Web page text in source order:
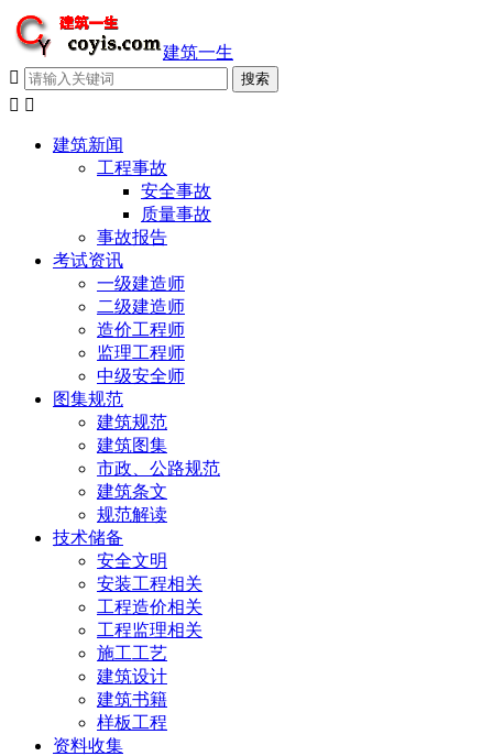
建筑一生

 
建筑新闻
工程事故
安全事故
质量事故
事故报告
考试资讯
一级建造师
二级建造师
造价工程师
监理工程师
中级安全师
图集规范
建筑规范
建筑图集
市政、公路规范
建筑条文
规范解读
技术储备
安全文明
安装工程相关
工程造价相关
工程监理相关
施工工艺
建筑设计
建筑书籍
样板工程
资料收集